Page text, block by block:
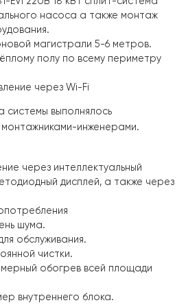
район, берег Днепра
насоса
EVI 220В 18 кВт сплит-система
магистрали 5-6 метров.
тёплому полу по всему
через Wi-Fi
системы выполнялось
монтажниками-инженерами.
через интеллектуальный
дисплей, а также